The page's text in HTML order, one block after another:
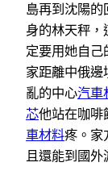
島再到沈陽
身的林天秤，
定要用她自己
家距離中俄
亂的中心汽車
芯他站在咖啡
車材料疼。家
且還能到國外